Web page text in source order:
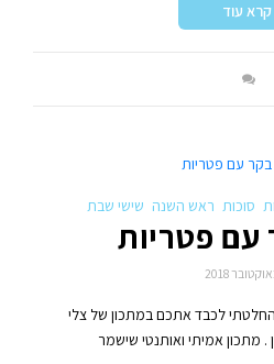
קרא עוד
סוכות ראש השנה שישי שבת
עם פטריות
לכבד אתכם במתכון של צלי
. מתכון אמיתי ואותנטי שישמר